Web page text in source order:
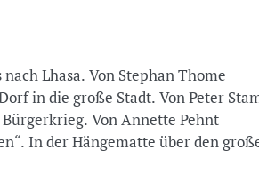
Lhasa. Von Stephan Thome
in die große Stadt. Von Peter
Von Annette Pehnt
In der Hängematte über den